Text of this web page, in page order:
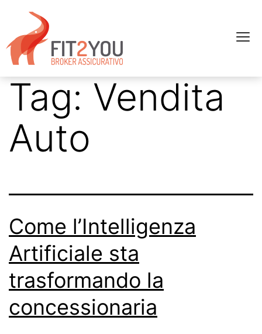
Tag: Vendita
Auto
Come l’Intelligenza
Artificiale sta
trasformando la
concessionaria